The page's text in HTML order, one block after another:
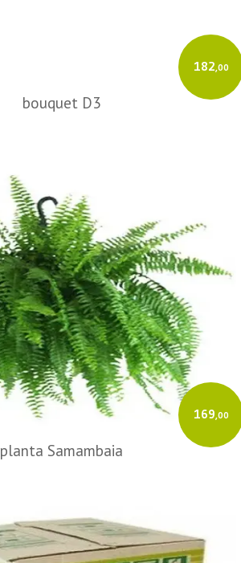
182,00
bouquet D3
169,00
planta Samambaia